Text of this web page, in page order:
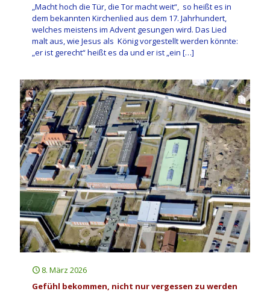
„Macht hoch die Tür, die Tor macht weit“, so heißt es in
dem bekannten Kirchenlied aus dem 17. Jahrhundert,
welches meistens im Advent gesungen wird. Das Lied
malt aus, wie Jesus als König vorgestellt werden könnte:
„er ist gerecht“ heißt es da und er ist „ein […]
8. März 2026
Gefühl bekommen, nicht nur vergessen zu werden